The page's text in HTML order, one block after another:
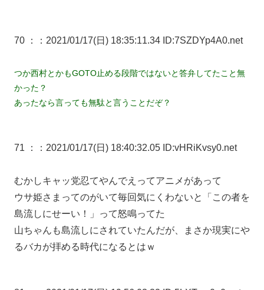
70 ： ：2021/01/17(日) 18:35:11.34 ID:7SZDYp4A0.net
つか西村とかもGOTO止める段階ではないと答弁してたこと無
かった？
あったなら言っても無駄と言うことだぞ？
71 ： ：2021/01/17(日) 18:40:32.05 ID:vHRiKvsy0.net
むかしキャッ党忍てやんでえってアニメがあって
ウサ姫さまってのがいて毎回気にくわないと「この者を
島流しにせーい！」って怒鳴ってた
山ちゃんも島流しにされていたんだが、まさか現実にや
るバカが拝める時代になるとはｗ